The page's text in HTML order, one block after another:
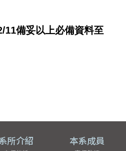
11備妥以上必備資料至
所介紹 本系成員